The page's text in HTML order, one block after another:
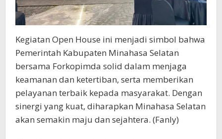
Kegiatan Open House ini menjadi simbol bahwa
Pemerintah Kabupaten Minahasa Selatan
bersama Forkopimda solid dalam menjaga
keamanan dan ketertiban, serta memberikan
pelayanan terbaik kepada masyarakat. Dengan
sinergi yang kuat, diharapkan Minahasa Selatan
akan semakin maju dan sejahtera. (Fanly)